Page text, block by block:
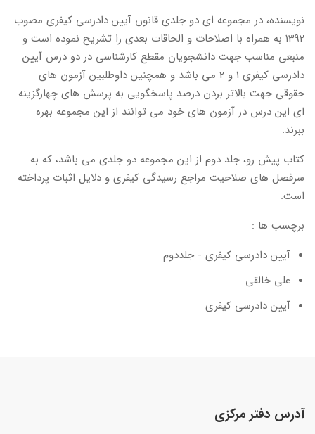
نویسنده، در مجموعه ای دو جلدی قانون آیین دادرسی کیفری مصوب
1392 به همراه با اصلاحات و الحاقات بعدی را تشریح نموده است و
منبعی مناسب جهت دانشجویان مقطع کارشناسی در دو درس آیین
دادرسی کیفری 1 و 2 می باشد و همچنین داوطلبین آزمون های
حقوقی جهت بالاتر بردن درصد پاسخگویی به پرسش های چهارگزینه
ای این درس در آزمون های خود می توانند از این مجموعه بهره
ببرند.
کتاب پیش رو، جلد دوم از این مجموعه دو جلدی می باشد، که به
سرفصل های صلاحیت مراجع رسیدگی کیفری و دلایل اثبات پرداخته
است.
برچسب ها :
آیین دادرسی کیفری - جلددوم
علی خالقی
آیین دادرسی کیفری
آدرس دفتر مرکزی